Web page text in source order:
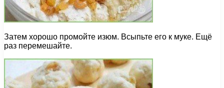
Затем хорошо промойте изюм. Всыпьте его к муке. Ещё
раз перемешайте.